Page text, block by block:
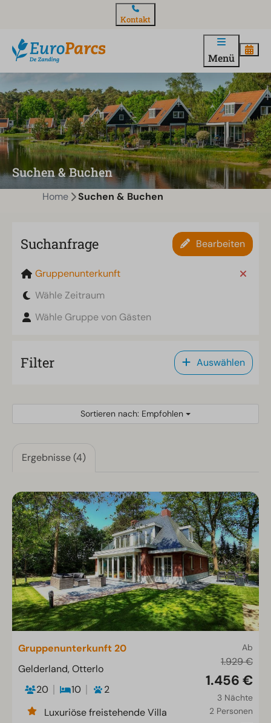
Kontakt
Menü
Suchen & Buchen
Home Suchen & Buchen
Suchanfrage Bearbeiten
Gruppenunterkunft
Wähle Zeitraum
Wähle Gruppe von Gästen
Filter Auswählen
Sortieren nach: Empfohlen
Ergebnisse (4)
Ab
1.929 €
1.456 €
3 Nächte
2 Personen
Gruppenunterkunft 20
Gelderland, Otterlo
20
10
2
Luxuriöse freistehende Villa